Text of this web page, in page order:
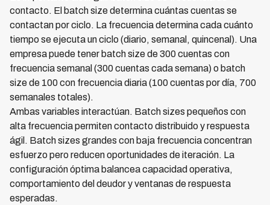
contacto. El batch size determina cuántas cuentas se
contactan por ciclo. La frecuencia determina cada cuánto
tiempo se ejecuta un ciclo (diario, semanal, quincenal). Una
empresa puede tener batch size de 300 cuentas con
frecuencia semanal (300 cuentas cada semana) o batch
size de 100 con frecuencia diaria (100 cuentas por día, 700
semanales totales).
Ambas variables interactúan. Batch sizes pequeños con
alta frecuencia permiten contacto distribuido y respuesta
ágil. Batch sizes grandes con baja frecuencia concentran
esfuerzo pero reducen oportunidades de iteración. La
configuración óptima balancea capacidad operativa,
comportamiento del deudor y ventanas de respuesta
esperadas.